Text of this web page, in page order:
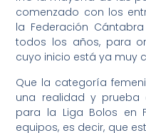
comenzado con los
la Federación
todos los años, para
cuyo inicio está ya muy
Que la categoría
una realidad y
para la Liga Bolos en
equipos, es decir, que